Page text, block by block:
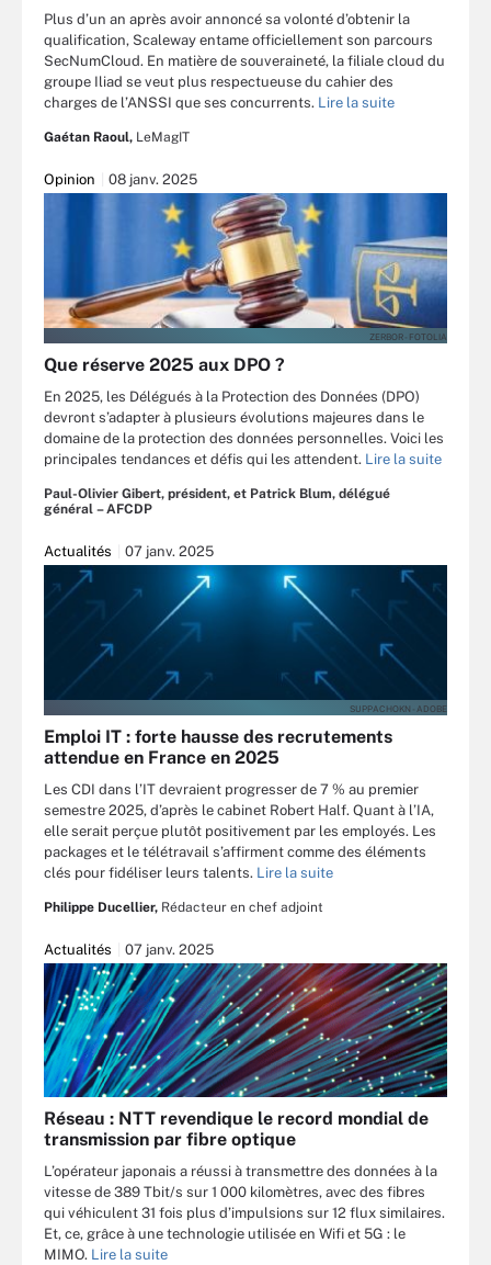
Plus d’un an après avoir annoncé sa volonté d’obtenir la
qualification, Scaleway entame officiellement son parcours
SecNumCloud. En matière de souveraineté, la filiale cloud du
groupe Iliad se veut plus respectueuse du cahier des
charges de l’ANSSI que ses concurrents. Lire la suite
Gaétan Raoul, LeMagIT
Opinion 08 janv. 2025
ZERBOR - FOTOLIA
Que réserve 2025 aux DPO ?
En 2025, les Délégués à la Protection des Données (DPO)
devront s’adapter à plusieurs évolutions majeures dans le
domaine de la protection des données personnelles. Voici les
principales tendances et défis qui les attendent. Lire la suite
Paul-Olivier Gibert, président, et Patrick Blum, délégué
général – AFCDP
Actualités 07 janv. 2025
SUPPACHOKN - ADOBE
Emploi IT : forte hausse des recrutements
attendue en France en 2025
Les CDI dans l’IT devraient progresser de 7 % au premier
semestre 2025, d’après le cabinet Robert Half. Quant à l’IA,
elle serait perçue plutôt positivement par les employés. Les
packages et le télétravail s’affirment comme des éléments
clés pour fidéliser leurs talents. Lire la suite
Philippe Ducellier, Rédacteur en chef adjoint
Actualités 07 janv. 2025
Réseau : NTT revendique le record mondial de
transmission par fibre optique
L’opérateur japonais a réussi à transmettre des données à la
vitesse de 389 Tbit/s sur 1 000 kilomètres, avec des fibres
qui véhiculent 31 fois plus d’impulsions sur 12 flux similaires.
Et, ce, grâce à une technologie utilisée en Wifi et 5G : le
MIMO. Lire la suite